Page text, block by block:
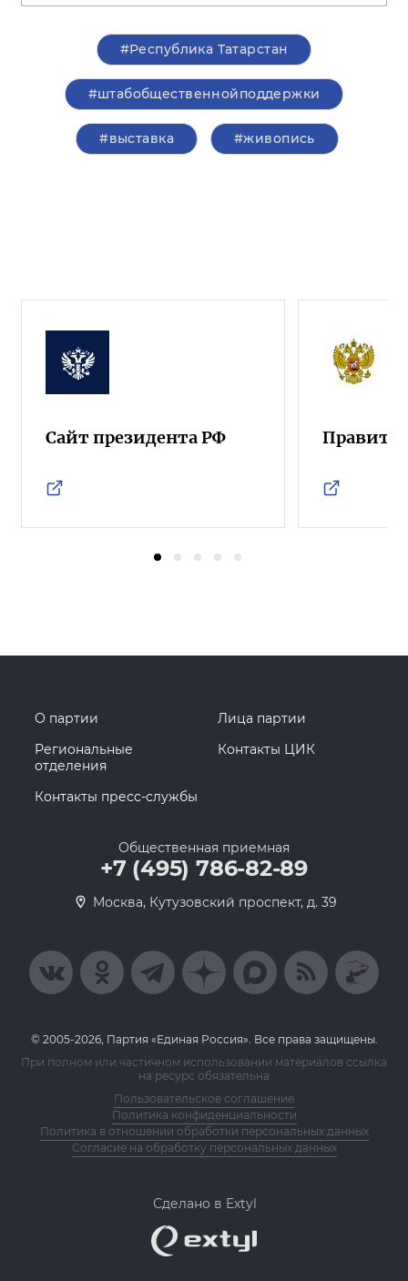
#Республика Татарстан
#штабобщественнойподдержки
#выставка #живопись
Сайт президента РФ
О партии
Лица партии
Региональные
отделения
Контакты ЦИК
Контакты пресс-службы
Общественная приемная
+7 (495) 786-82-89
Москва, Кутузовский проспект, д. 39
© 2005-2026, Партия «Единая Россия». Все права защищены.
При полном или частичном использовании материалов ссылка
на ресурс обязательна
Пользовательское соглашение
Политика конфиденциальности
Политика в отношении обработки персональных данных
Согласие на обработку персональных данных
Сделано в Extyl